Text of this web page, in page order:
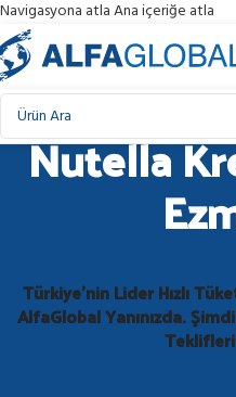
Navigasyona atlaAna içeriğe atla
Nutella
Türkiye'nin Lider Hızlı
AlfaGlobal Yanınızda.
Teklifleri